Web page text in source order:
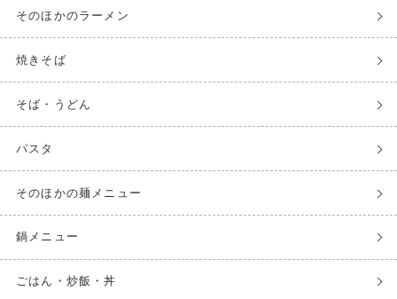
そのほかのラーメン
焼きそば
そば・うどん
パスタ
そのほかの麺メニュー
鍋メニュー
ごはん・炒飯・丼